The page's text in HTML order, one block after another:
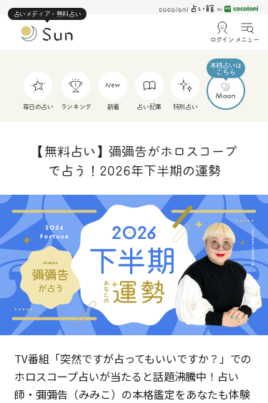
占いメディア・無料占い
ログイン メニュー
毎日の占い ランキング 新着 占い記事 特別占い
【無料占い】彌彌告がホロスコープ
で占う！2026年下半期の運勢
TV番組「突然ですが占ってもいいですか？」での
ホロスコープ占いが当たると話題沸騰中！占い
師・彌彌告（みみこ）の本格鑑定をあなたも体験